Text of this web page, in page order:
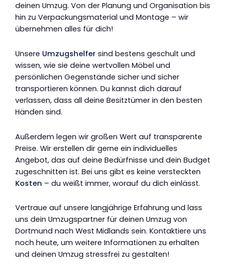
deinen Umzug. Von der Planung und Organisation bis
hin zu Verpackungsmaterial und Montage – wir
übernehmen alles für dich!
Unsere Umzugshelfer sind bestens geschult und
wissen, wie sie deine wertvollen Möbel und
persönlichen Gegenstände sicher und sicher
transportieren können. Du kannst dich darauf
verlassen, dass all deine Besitztümer in den besten
Händen sind.
Außerdem legen wir großen Wert auf transparente
Preise. Wir erstellen dir gerne ein individuelles
Angebot, das auf deine Bedürfnisse und dein Budget
zugeschnitten ist. Bei uns gibt es keine versteckten
Kosten – du weißt immer, worauf du dich einlässt.
Vertraue auf unsere langjährige Erfahrung und lass
uns dein Umzugspartner für deinen Umzug von
Dortmund nach West Midlands sein. Kontaktiere uns
noch heute, um weitere Informationen zu erhalten
und deinen Umzug stressfrei zu gestalten!